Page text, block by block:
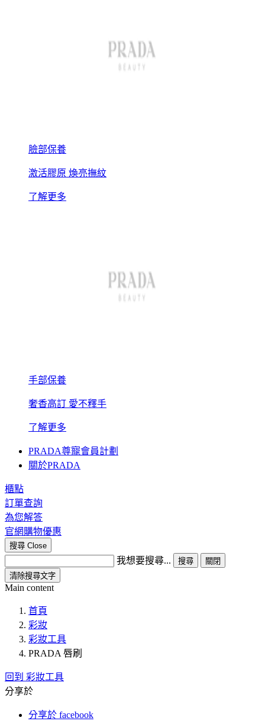
臉部保養
激活膠原 煥亮撫紋
了解更多
手部保養
奢香高訂 愛不釋手
了解更多
PRADA尊寵會員計劃
關於PRADA
櫃點
訂單查詢
為您解答
官網購物優惠
搜尋 Close
我想要搜尋... 搜尋
關閉
清除搜尋文字
Main content
首頁
彩妝
彩妝工具
PRADA 唇刷
回到 彩妝工具
分享於
分享於 facebook